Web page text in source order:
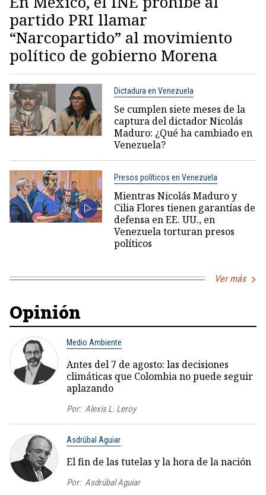
partido PRI llamar
“Narcopartido” al movimiento
político de gobierno Morena
Dictadura en Venezuela
Se cumplen siete meses de la
captura del dictador Nicolás
Maduro: ¿Qué ha cambiado en
Venezuela?
Presos políticos en Venezuela
Mientras Nicolás Maduro y
Cilia Flores tienen garantías de
defensa en EE. UU., en
Venezuela torturan presos
políticos
Ver más
Opinión
Medio Ambiente
Antes del 7 de agosto: las decisiones
climáticas que Colombia no puede seguir
aplazando
Por: Alexis L. Leroy
Asdrúbal Aguiar
El fin de las tutelas y la hora de la nación
Por: Asdrúbal Aguiar